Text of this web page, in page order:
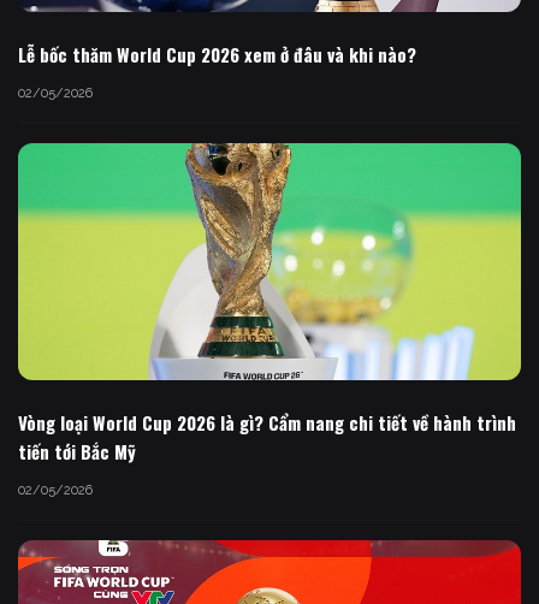
Lễ bốc thăm World Cup 2026 xem ở đâu và khi nào?
02/05/2026
Vòng loại World Cup 2026 là gì? Cẩm nang chi tiết về hành trình
tiến tới Bắc Mỹ
02/05/2026